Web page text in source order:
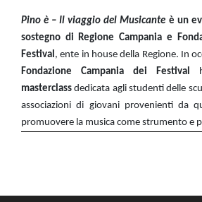
Pino è – Il viaggio del Musicante è un
sostegno di Regione Campania e
Festival , ente in house della Regione. In
Fondazione Campania dei Festival
masterclassdedicata agli studenti delle
associazioni di giovani provenienti da
promuovere la musica come strumento e